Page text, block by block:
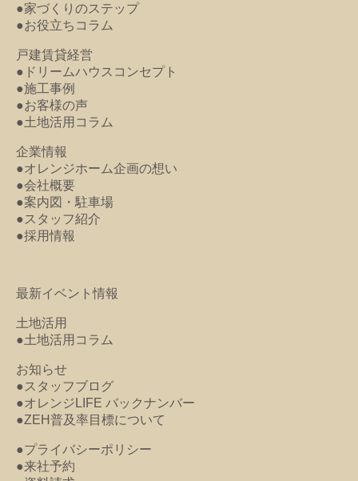
●家づくりのステップ
●お役立ちコラム
戸建賃貸経営
●ドリームハウスコンセプト
●施工事例
●お客様の声
●土地活用コラム
企業情報
●オレンジホーム企画の想い
●会社概要
●案内図・駐車場
●スタッフ紹介
●採用情報
最新イベント情報
土地活用
●土地活用コラム
お知らせ
●スタッフブログ
●オレンジLIFE バックナンバー
●ZEH普及率目標について
●プライバシーポリシー
●来社予約